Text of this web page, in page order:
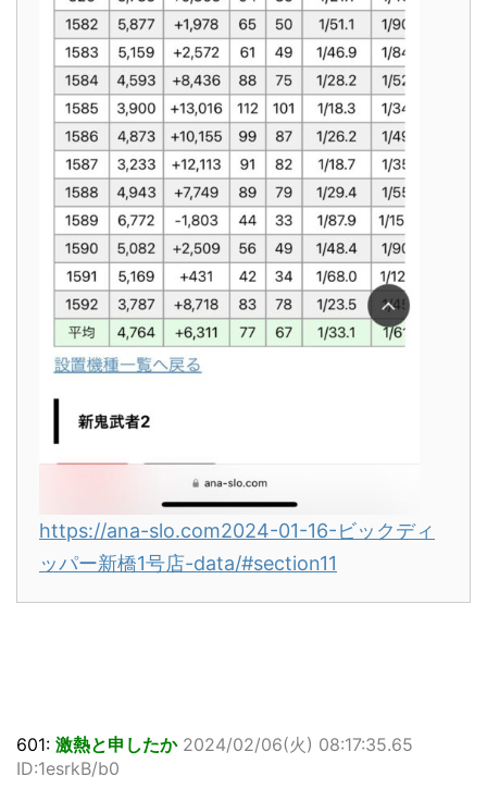
https://ana-slo.com2024-01-16-ビックディ
ッパー新橋1号店-data/#section11
601: 激熱と申したか 2024/02/06(火) 08:17:35.65
ID:1esrkB/b0